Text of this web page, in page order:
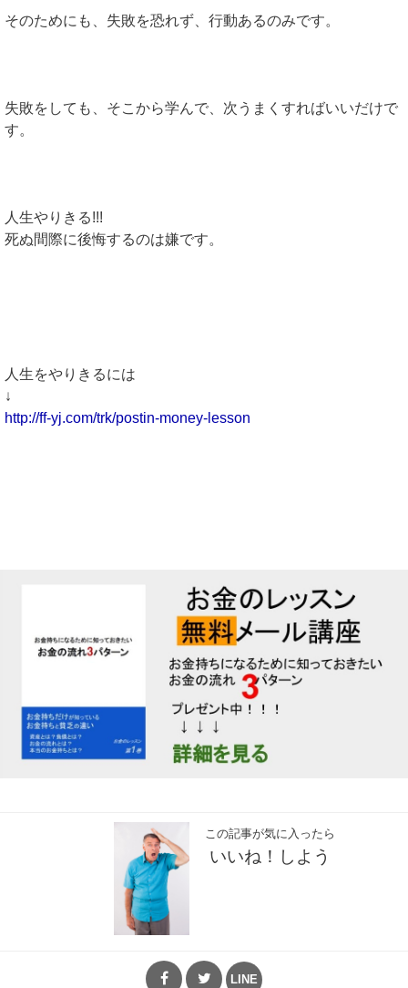
そのためにも、失敗を恐れず、行動あるのみです。
失敗をしても、そこから学んで、次うまくすればいいだけで
す。
人生やりきる!!!
死ぬ間際に後悔するのは嫌です。
人生をやりきるには
↓
http://ff-yj.com/trk/postin-money-lesson
この記事が気に入ったら
いいね！しよう
LINE